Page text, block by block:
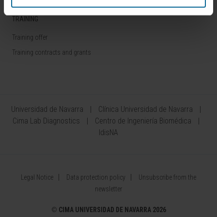
TRAINING
Training offer
Training contracts and grants
Universidad de Navarra
Clínica Universidad de Navarra
Cima Lab Diagnostics
Centro de Ingeniería Biomédica
IdisNA
Legal Notice Data protection policy
Unsubscribe from the
newsletter
© CIMA UNIVERSIDAD DE NAVARRA 2026